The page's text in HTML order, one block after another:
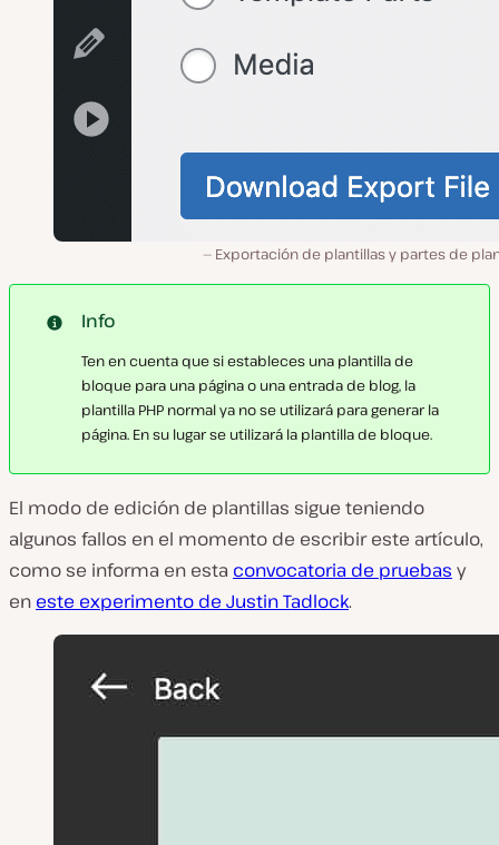
Exportación de plantillas y partes de
Info
Ten en cuenta que si estableces una plantilla de
bloque para una página o una entrada de blog, la
plantilla PHP normal ya no se utilizará para generar la
página. En su lugar se utilizará la plantilla de bloque.
El modo de edición de plantillas sigue teniendo
algunos fallos en el momento de escribir este artículo,
como se informa en esta convocatoria de pruebas y
en este experimento de Justin Tadlock.